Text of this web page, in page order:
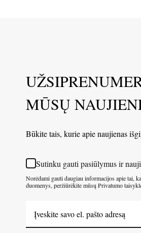
MŪSŲ
Būkite tais, kurie apie naujienas
Sutinku gauti pasiūlymus ir
Norėdami gauti daugiau informacijos apie tai,
duomenys, peržiūrėkite mūsų Privatumo